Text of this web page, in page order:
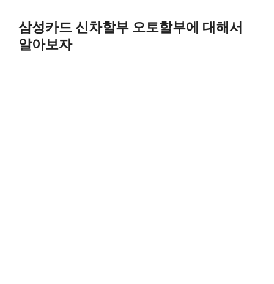
content
삼성카드 신차할부 오토할부에 대해서
알아보자